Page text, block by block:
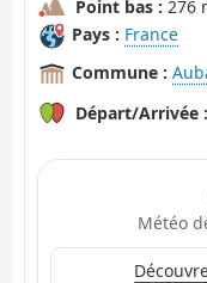
Point bas : 276
Pays : France
Commune :
Départ/Arrivée :
Météo